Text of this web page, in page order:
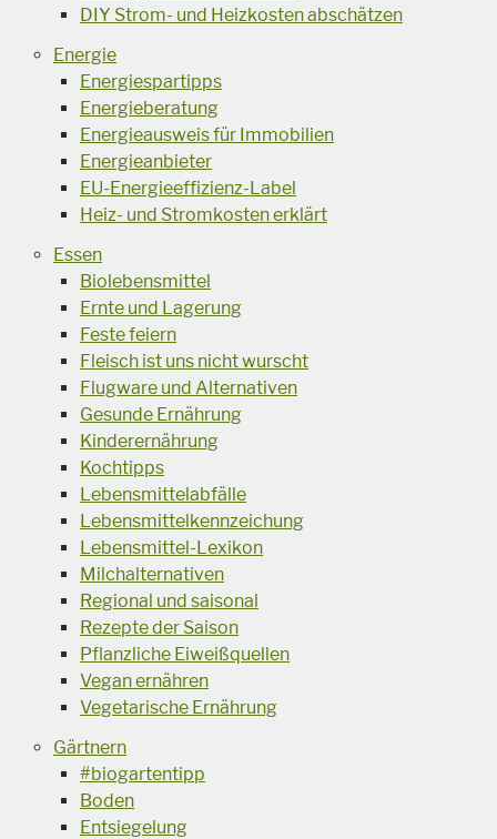
DIY Strom- und Heizkosten abschätzen
Energie
Energiespartipps
Energieberatung
Energieausweis für Immobilien
Energieanbieter
EU-Energieeffizienz-Label
Heiz- und Stromkosten erklärt
Essen
Biolebensmittel
Ernte und Lagerung
Feste feiern
Fleisch ist uns nicht wurscht
Flugware und Alternativen
Gesunde Ernährung
Kinderernährung
Kochtipps
Lebensmittelabfälle
Lebensmittelkennzeichung
Lebensmittel-Lexikon
Milchalternativen
Regional und saisonal
Rezepte der Saison
Pflanzliche Eiweißquellen
Vegan ernähren
Vegetarische Ernährung
Gärtnern
#biogartentipp
Boden
Entsiegelung